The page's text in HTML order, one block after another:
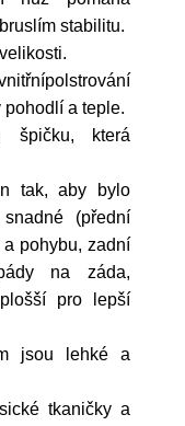
stabilitu.
pohodlí a teple.
špičku, která
tak, aby bylo
(přední
pohybu, zadní
na záda,
pro lepší
jsou lehké a
tkaničky a